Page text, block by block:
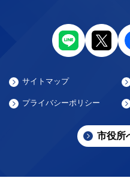
サイトマップ
プライバシーポリシー
市役所